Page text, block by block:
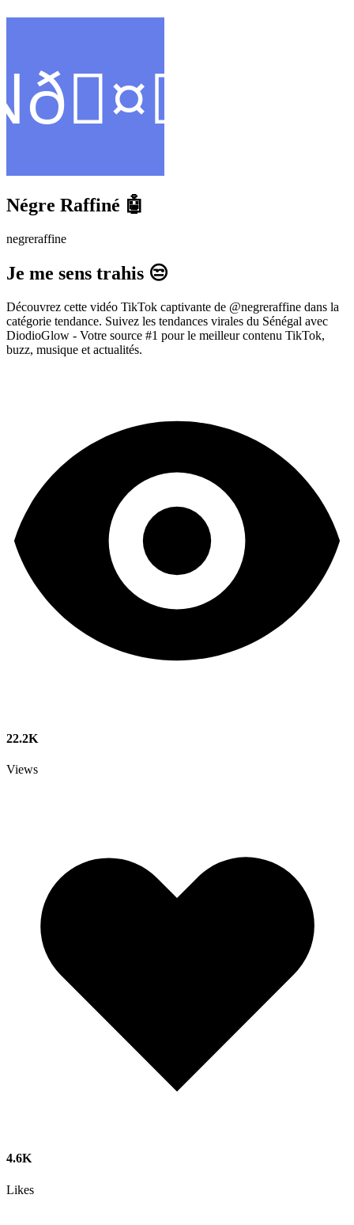
Négre Raffiné 🤖
negreraffine
Je me sens trahis 😒
Découvrez cette vidéo TikTok captivante de @negreraffine dans la
catégorie tendance. Suivez les tendances virales du Sénégal avec
DiodioGlow - Votre source #1 pour le meilleur contenu TikTok,
buzz, musique et actualités.
22.2K
Views
4.6K
Likes